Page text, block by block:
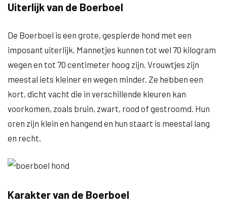
Uiterlijk van de Boerboel
De Boerboel is een grote, gespierde hond met een
imposant uiterlijk. Mannetjes kunnen tot wel 70 kilogram
wegen en tot 70 centimeter hoog zijn. Vrouwtjes zijn
meestal iets kleiner en wegen minder. Ze hebben een
kort, dicht vacht die in verschillende kleuren kan
voorkomen, zoals bruin, zwart, rood of gestroomd. Hun
oren zijn klein en hangend en hun staart is meestal lang
en recht.
Karakter van de Boerboel